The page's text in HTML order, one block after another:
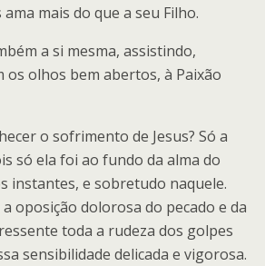
mais do que a seu Filho.
a si mesma, assistindo,
os olhos bem abertos, à Paixão
o sofrimento de Jesus? Só a
só ela foi ao fundo da alma do
instantes, e sobretudo naquele.
a oposição dolorosa do pecado e da
toda a rudeza dos golpes
sensibilidade delicada e vigorosa.